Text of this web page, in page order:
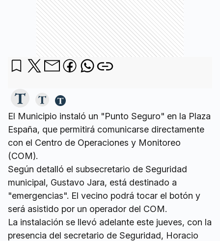
El Municipio instaló un "Punto Seguro" en la Plaza
España, que permitirá comunicarse directamente
con el Centro de Operaciones y Monitoreo
(COM).
Según detalló el subsecretario de Seguridad
municipal, Gustavo Jara, está destinado a
"emergencias". El vecino podrá tocar el botón y
será asistido por un operador del COM.
La instalación se llevó adelante este jueves, con la
presencia del secretario de Seguridad, Horacio